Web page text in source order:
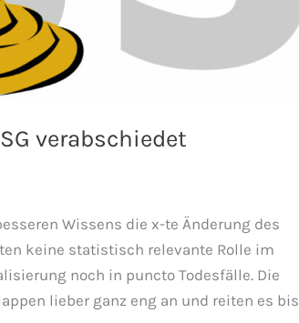
verabschiedet
Wissens die x-te Änderung des
keine statistisch relevante Rolle im
noch in puncto Todesfälle. Die
lieber ganz eng an und reiten es bis